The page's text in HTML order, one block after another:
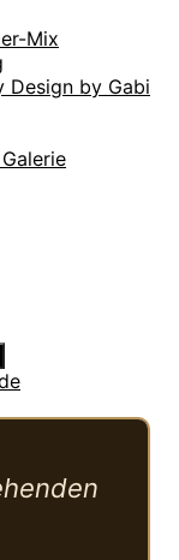
Mix
Design by Gabi